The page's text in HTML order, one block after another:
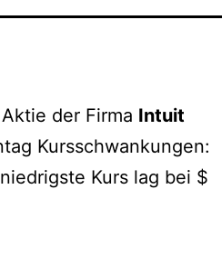
der Firma Intuit
Kursschwankungen:
Kurs lag bei $